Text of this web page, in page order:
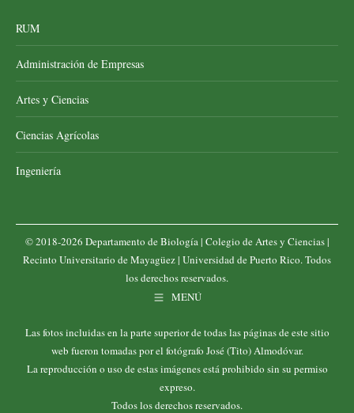
RUM
Administración de Empresas
Artes y Ciencias
Ciencias Agrícolas
Ingeniería
© 2018-2026 Departamento de Biología | Colegio de Artes y Ciencias|
Recinto Universitario de Mayagüez| Universidad de Puerto Rico. Todos
los derechos reservados.
MENÚ
Las fotos incluidas en la parte superior de todas las páginas de este sitio
web fueron tomadas por el fotógrafo José (Tito) Almodóvar.
La reproducción o uso de estas imágenes está prohibido sin su permiso
expreso.
Todos los derechos reservados.